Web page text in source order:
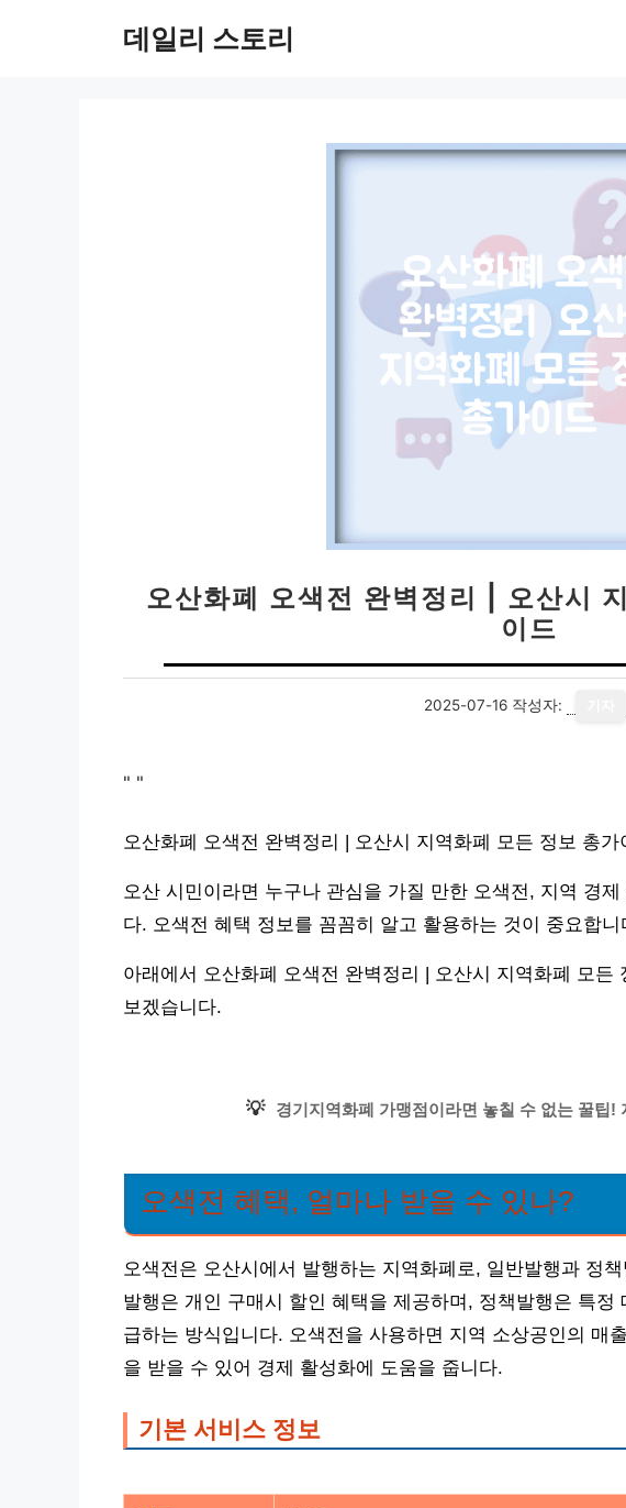
데일리 스토리
오산화폐 오색전 완벽정리 | 오산시
이드
2025-07-16 작성자:
" "
오산화폐 오색전 완벽정리 | 오산시 지역화폐 모든 정보 총
오산 시민이라면 누구나 관심을 가질 만한 오색전, 지역 경
다. 오색전 혜택 정보를 꼼꼼히 알고 활용하는 것이 중요합니
아래에서 오산화폐 오색전 완벽정리 | 오산시 지역화폐 모든
보겠습니다.
💡 경기지역화폐 가맹점이라면 놓칠 수 없는 꿀팁!
오색전 혜택, 얼마나 받을 수 있나?
오색전은 오산시에서 발행하는 지역화폐로, 일반발행과 정
발행은 개인 구매시 할인 혜택을 제공하며, 정책발행은 특정
급하는 방식입니다. 오색전을 사용하면 지역 소상공인의 매
을 받을 수 있어 경제 활성화에 도움을 줍니다.
기본 서비스 정보